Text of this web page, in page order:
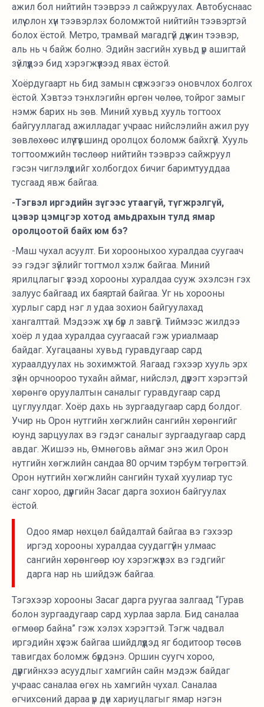
ажил бол нийтийн тээврээ л сайжруулах. Автобуснаас
илүү олон хүн тээвэрлэх боломжтой нийтийн тээвэртэй
болох ёстой. Метро, трамвай магадгүй дүүжин тээвэр,
аль нь ч байж болно. Эдийн засгийн хувьд үр ашигтай
зүйлүүдээ бид хэрэгжүүлээд явах ёстой.
Хоёрдугаарт нь бид замын сүлжээгээ оновчлох болгох
ёстой. Хэвтээ тэнхлэгийн өргөн чөлөө, тойрог замыг
нэмж барих нь зөв. Миний хувьд хууль тогтоох
байгууллагад ажилладаг учраас нийслэлийн ажил руу
зөвлөхөөс илүү түвшинд оролцох боломж байхгүй. Хууль
тогтоомжийн төслөөр нийтийн тээврээ сайжруул
гэсэн чиглэлүүдийг холбогдох бичиг баримтууддаа
тусгаад явж байгаа.
-Тэгвэл иргэдийн зүгээс утаагүй, түгжрэлгүй,
цэвэр цэмцгэр хотод амьдрахын тулд ямар
оролцоотой байх юм бэ?
-Маш чухал асуулт. Би хорооныхоо хуралдаа суугаач
ээ гэдэг зүйлийг тогтмол хэлж байгаа. Миний
ярилцлагыг үзээд хорооны хуралдаа сууж эхэлсэн гэх
залуус байгаад их баяртай байгаа. Уг нь хорооны
хурлыг сард нэг л удаа зохион байгуулахад
хангалттай. Мэдээж хүн бүр л завгүй. Тиймээс жилдээ
хоёр л удаа хуралдаа суугаасай гэж уриалмаар
байдаг. Хугацааны хувьд гуравдугаар сард
хураалдуулах нь зохимжтой. Яагаад гэхээр хууль эрх
зүйн орчноороо тухайн аймаг, нийслэл, дүүрэгт хэрэгтэй
хөрөнгө оруулалтын саналыг гуравдугаар сард
цуглуулдаг. Хоёр дахь нь зургаадугаар сард болдог.
Учир нь Орон нутгийн хөгжлийн сангийн хөрөнгийг
юунд зарцуулах вэ гэдэг саналыг зургаадугаар сард
авдаг. Жишээ нь, Өмнөговь аймаг энэ жил Орон
нутгийн хөгжлийн сандаа 80 орчим тэрбум төгрөгтэй.
Орон нутгийн хөгжлийн сангийн тухай хуулиар тус
санг хороо, дүүргийн Засаг дарга зохион байгуулах
ёстой.
Одоо ямар нөхцөл байдалтай байгаа вэ гэхээр
иргэд хорооны хуралдаа суудаггүйн улмаас
сангийн хөрөнгөөр юу хэрэгжүүлэх вэ гэдгийг
дарга нар нь шийдэж байгаа.
Тэгэхээр хорооны Засаг дарга руугаа залгаад “Гурав
болон зургаадугаар сард хурлаа зарла. Бид саналаа
өгмөөр байна” гэж хэлэх хэрэгтэй. Тэгж чадвал
иргэдийн хүсэж байгаа шийдлүүдэд яг бодитоор төсөв
тавигдах боломж бүрдэнэ. Оршин суугч хороо,
дүүргийнхээ асуудлыг хамгийн сайн мэдэж байдаг
учраас саналаа өгөх нь хамгийн чухал. Саналаа
өгчихсөний дараа үр дүн хариуцлагыг ямар нэгэн